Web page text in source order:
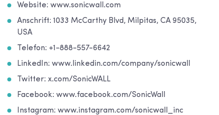
Website: www.sonicwall.com
Anschrift: 1033 McCarthy Blvd, Milpitas, CA 95035,
USA
Telefon: +1-888-557-6642
LinkedIn: www.linkedin.com/company/sonicwall
Twitter: x.com/SonicWALL
Facebook: www.facebook.com/SonicWall
Instagram: www.instagram.com/sonicwall_inc